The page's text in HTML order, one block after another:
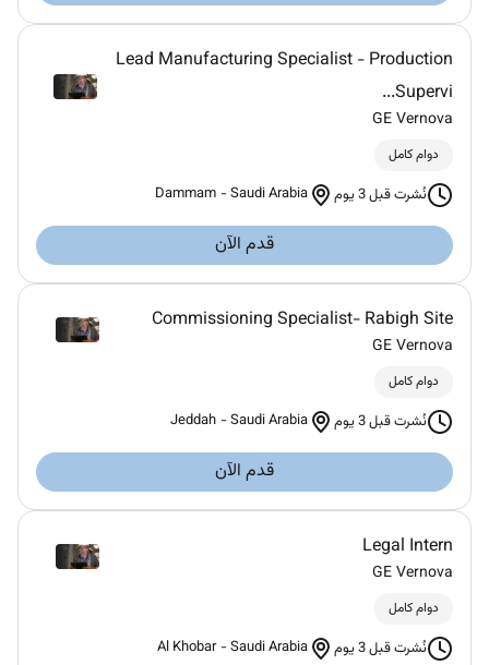
Lead Manufacturing Specialist - Production
Supervi...
GE Vernova
دوام كامل
نُشرت قبل 3 يوم Dammam -Saudi Arabia
قدم الآن
Commissioning Specialist- Rabigh Site
GE Vernova
دوام كامل
نُشرت قبل 3 يوم Jeddah -Saudi Arabia
قدم الآن
Legal Intern
GE Vernova
دوام كامل
نُشرت قبل 3 يوم Al Khobar -Saudi Arabia